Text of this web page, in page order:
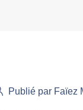
Publié par Faïez